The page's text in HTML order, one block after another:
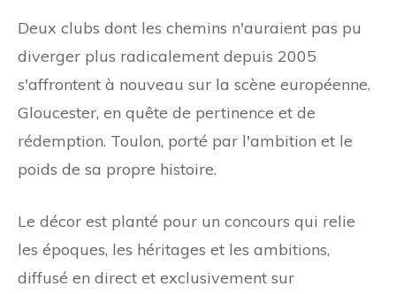
Deux clubs dont les chemins n'auraient pas pu
diverger plus radicalement depuis 2005
s'affrontent à nouveau sur la scène européenne.
Gloucester, en quête de pertinence et de
rédemption. Toulon, porté par l'ambition et le
poids de sa propre histoire.
Le décor est planté pour un concours qui relie
les époques, les héritages et les ambitions,
diffusé en direct et exclusivement sur